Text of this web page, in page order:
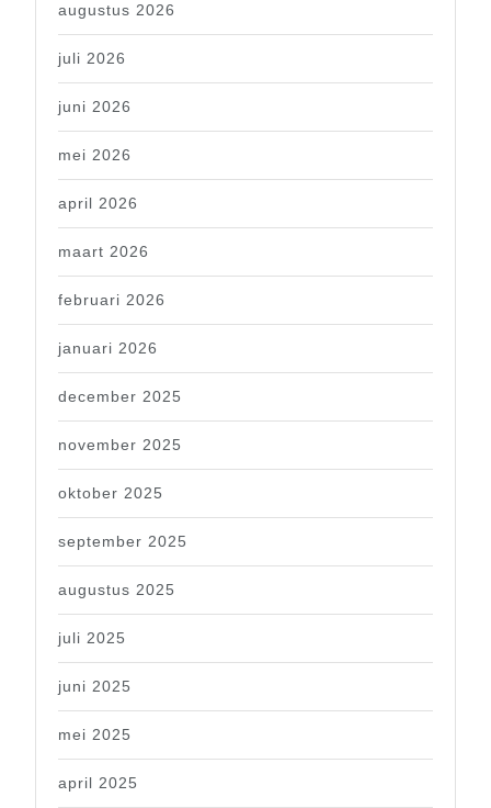
augustus 2026
juli 2026
juni 2026
mei 2026
april 2026
maart 2026
februari 2026
januari 2026
december 2025
november 2025
oktober 2025
september 2025
augustus 2025
juli 2025
juni 2025
mei 2025
april 2025